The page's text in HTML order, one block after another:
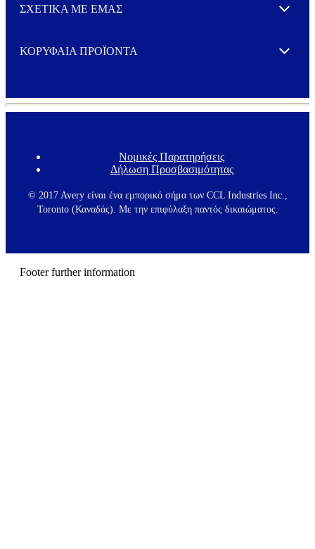
ΣΧΕΤΙΚΑ ΜΕ ΕΜΑΣ Expand
ΚΟΡΥΦΑΙΑ ΠΡΟΪΟΝΤΑ Expand
F
o
t
e
Νομικές Παρατηρήσεις
Δήλωση Προσβασιμότητας
© 2017 Avery είναι ένα εμπορικό σήμα των CCL Industries Inc.,
Toronto (Καναδάς). Με την επιφύλαξη παντός δικαιώματος.
Footer further information